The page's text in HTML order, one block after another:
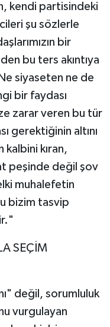
kendi partisindeki
şu sözlerle
bir
bu ters akıntıya
siyaseten ne de
bir faydası
zarar veren bu tür
gerektiğinin altını
kalbini kıran,
peşinde değil şov
muhalefetin
bizim tasvip
SEÇİM
değil, sorumluluk
vurgulayan